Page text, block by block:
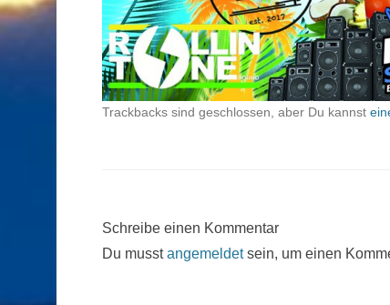
Trackbacks sind geschlossen, aber Du kannst
Schreibe einen Kommentar
Du musstangemeldetsein, um einen